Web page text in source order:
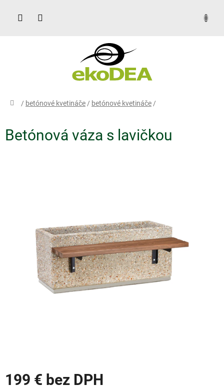
obsah
DOPYT
domov
/ betónové kvetináče / betónové kvetináče /
Betónová váza s lavičkou
199 €